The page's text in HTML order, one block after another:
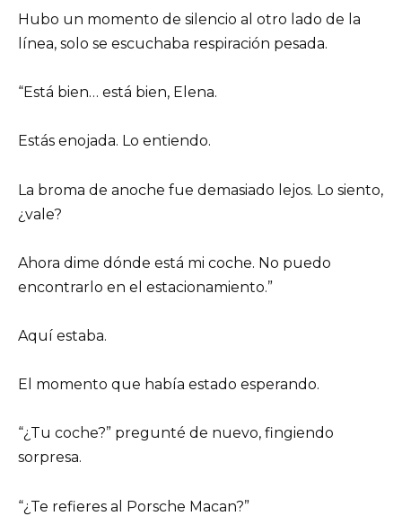
Hubo un momento de silencio al otro lado de la
línea, solo se escuchaba respiración pesada.
“Está bien… está bien, Elena.
Estás enojada. Lo entiendo.
La broma de anoche fue demasiado lejos. Lo siento,
¿vale?
Ahora dime dónde está mi coche. No puedo
encontrarlo en el estacionamiento.”
Aquí estaba.
El momento que había estado esperando.
“¿Tu coche?” pregunté de nuevo, fingiendo
sorpresa.
“¿Te refieres al Porsche Macan?”